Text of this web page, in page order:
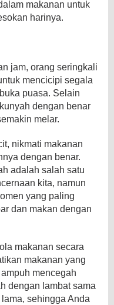
makanan untuk
harinya.
jam, orang seringkali
mencicipi segala
puasa. Selain
dengan benar
melar.
nikmati makanan
dengan benar.
adalah salah satu
kita, namun
yang paling
dan makan dengan
makanan secara
makanan yang
mencegah
dengan lambat sama
sehingga Anda